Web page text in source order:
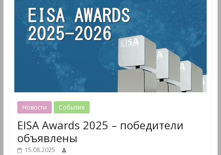
Новости События
EISA Awards 2025 – победители
объявлены
15.08.2025